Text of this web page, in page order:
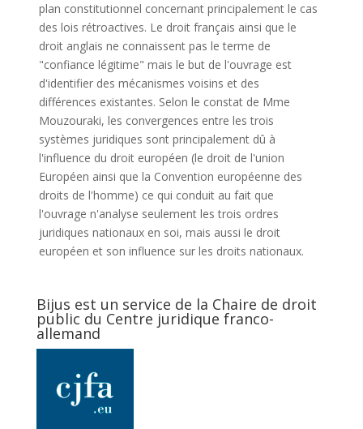
plan constitutionnel concernant principalement le cas
des lois rétroactives. Le droit français ainsi que le
droit anglais ne connaissent pas le terme de
"confiance légitime" mais le but de l'ouvrage est
d'identifier des mécanismes voisins et des
différences existantes. Selon le constat de Mme
Mouzouraki, les convergences entre les trois
systèmes juridiques sont principalement dû à
l'influence du droit européen (le droit de l'union
Européen ainsi que la Convention européenne des
droits de l'homme) ce qui conduit au fait que
l'ouvrage n'analyse seulement les trois ordres
juridiques nationaux en soi, mais aussi le droit
européen et son influence sur les droits nationaux.
Bijus est un service de la Chaire de droit
public du Centre juridique franco-
allemand